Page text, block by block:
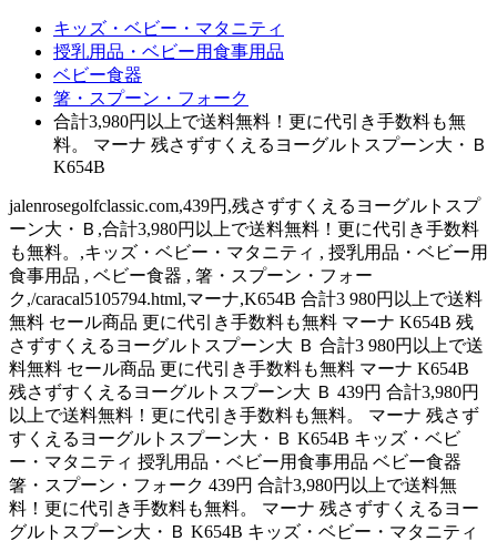
キッズ・ベビー・マタニティ
授乳用品・ベビー用食事用品
ベビー食器
箸・スプーン・フォーク
合計3,980円以上で送料無料！更に代引き手数料も無
料。 マーナ 残さずすくえるヨーグルトスプーン大・Ｂ
K654B
jalenrosegolfclassic.com,439円,残さずすくえるヨーグルトスプ
ーン大・Ｂ,合計3,980円以上で送料無料！更に代引き手数料
も無料。,キッズ・ベビー・マタニティ , 授乳用品・ベビー用
食事用品 , ベビー食器 , 箸・スプーン・フォー
ク,/caracal5105794.html,マーナ,K654B 合計3 980円以上で送料
無料 セール商品 更に代引き手数料も無料 マーナ K654B 残
さずすくえるヨーグルトスプーン大 Ｂ 合計3 980円以上で送
料無料 セール商品 更に代引き手数料も無料 マーナ K654B
残さずすくえるヨーグルトスプーン大 Ｂ 439円 合計3,980円
以上で送料無料！更に代引き手数料も無料。 マーナ 残さず
すくえるヨーグルトスプーン大・Ｂ K654B キッズ・ベビ
ー・マタニティ 授乳用品・ベビー用食事用品 ベビー食器
箸・スプーン・フォーク 439円 合計3,980円以上で送料無
料！更に代引き手数料も無料。 マーナ 残さずすくえるヨー
グルトスプーン大・Ｂ K654B キッズ・ベビー・マタニティ